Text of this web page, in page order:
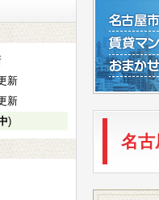
新
新
)
名